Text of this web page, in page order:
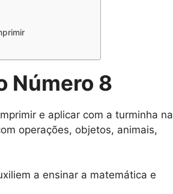
Número 8
e aplicar com a turminha na
operações, objetos, animais,
a ensinar a matemática e